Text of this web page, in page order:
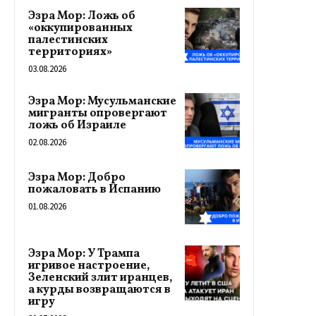
Эзра Мор: Ложь об
«оккупированных
палестинских
территориях»
03.08.2026
Эзра Мор: Мусульманские
мигранты опровергают
ложь об Израиле
02.08.2026
Эзра Мор: Добро
пожаловать в Испанию
01.08.2026
Эзра Мор: У Трампа
игривое настроение,
Зеленский злит иранцев,
а курды возвращаются в
игру